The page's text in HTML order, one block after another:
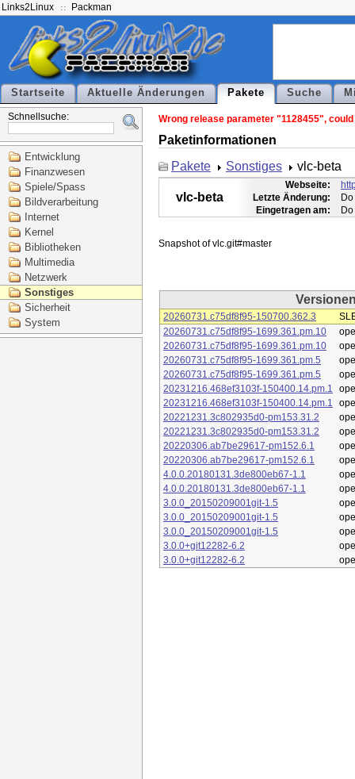
Links2Linux Packman
Startseite Aktuelle Änderungen Pakete Suche
Schnellsuche:
Entwicklung
Finanzwesen
Spiele/Spass
Bildverarbeitung
Internet
Kernel
Bibliotheken
Multimedia
Netzwerk
Sonstiges
Sicherheit
System
Wrong release parameter "1128455",
Paketinformationen
Pakete
Sonstiges vlc-beta
vlc-beta
Webseite:
Letzte Änderung:
Eingetragen am:
20260731.c75df8f95-150700.362.3
20260731.c75df8f95-1699.361.pm.10
20260731.c75df8f95-1699.361.pm.10
20260731.c75df8f95-1699.361.pm.5
20260731.c75df8f95-1699.361.pm.5
20231216.468ef3103f-150400.14.pm.1
20231216.468ef3103f-150400.14.pm.1
20221231.3c802935d0-pm153.31.2
20221231.3c802935d0-pm153.31.2
20220306.ab7be29617-pm152.6.1
20220306.ab7be29617-pm152.6.1
4.0.0.20180131.3de800eb67-1.1
4.0.0.20180131.3de800eb67-1.1
3.0.0_20150209001git-1.5
3.0.0_20150209001git-1.5
3.0.0_20150209001git-1.5
3.0.0+git12282-6.2
3.0.0+git12282-6.2